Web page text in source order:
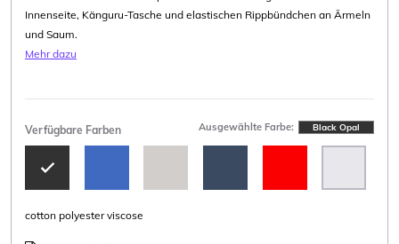
Innenseite, Känguru-Tasche und elastischen Rippbündchen an Ärmeln
und Saum.
Mehr dazu
Verfügbare Farben Ausgewählte Farbe: Black Opal
cotton polyester viscose